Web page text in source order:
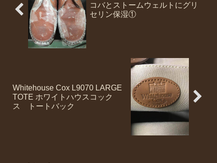
コバとストームウェルトにグリ
セリン保湿①
Whitehouse Cox L9070 LARGE
TOTE ホワイトハウスコック
ス トートバック